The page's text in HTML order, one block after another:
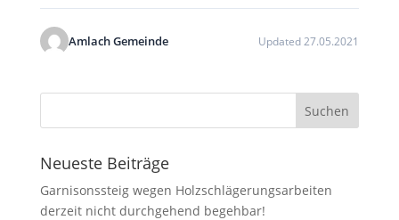
Amlach Gemeinde Updated 27.05.2021
Neueste Beiträge
Garnisonssteig wegen Holzschlägerungsarbeiten
derzeit nicht durchgehend begehbar!